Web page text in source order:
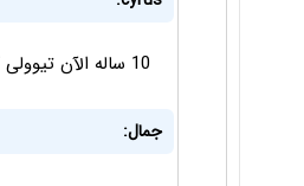
10 ساله الآن تیوولی کره ای رو هنوز تحویل ندادن می خوان فییات ایتالیا رو نیومده بفروشن
جمال: